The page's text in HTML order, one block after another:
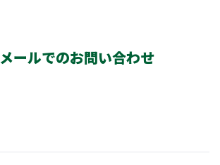
メールでのお問い合わせ